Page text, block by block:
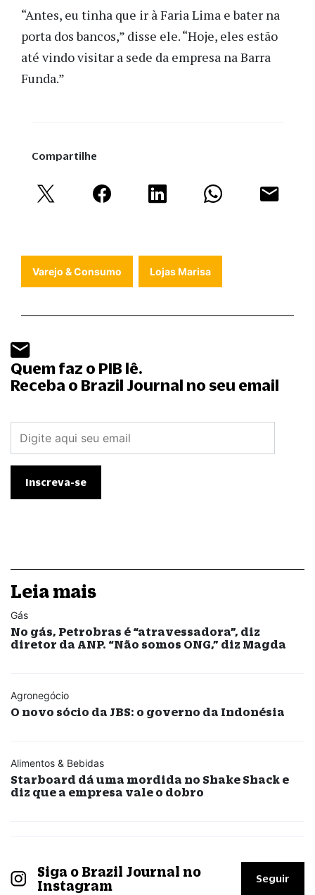
“Antes, eu tinha que ir à Faria Lima e bater na
porta dos bancos,” disse ele. “Hoje, eles estão
até vindo visitar a sede da empresa na Barra
Funda.”
Compartilhe
Varejo & Consumo Lojas Marisa
Quem faz o PIB lê.
Receba o Brazil Journal no seu email
Leia mais
Gás
No gás, Petrobras é “atravessadora”, diz
diretor da ANP. “Não somos ONG,” diz Magda
Agronegócio
O novo sócio da JBS: o governo da Indonésia
Alimentos & Bebidas
Starboard dá uma mordida no Shake Shack e
diz que a empresa vale o dobro
Siga o Brazil Journal no
Instagram
Seguir